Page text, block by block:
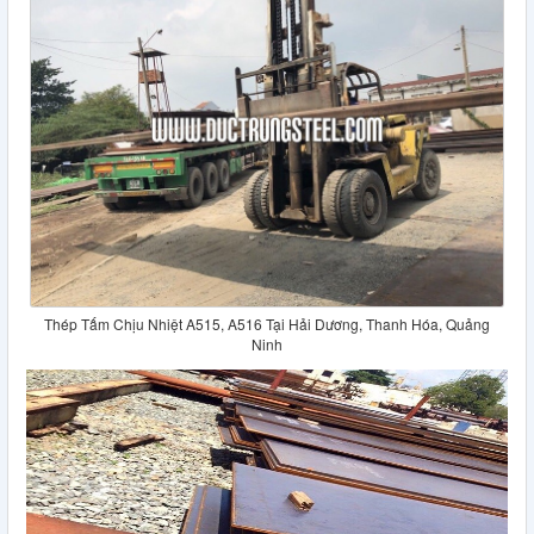
Thép Tấm Chịu Nhiệt A515, A516 Tại Hải Dương, Thanh Hóa, Quảng
Ninh